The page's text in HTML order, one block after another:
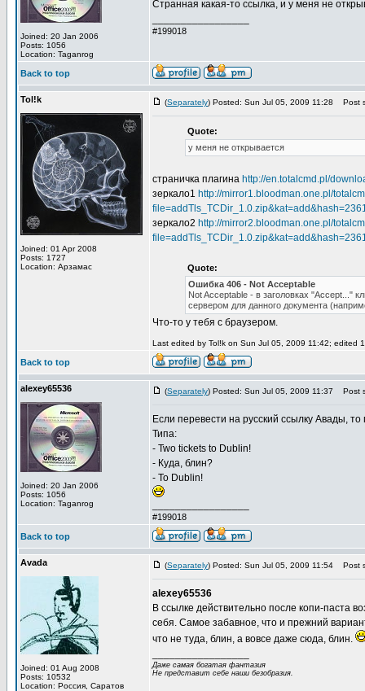
Joined: 20 Jan 2006
Posts: 1056
Location: Taganrog
Странная какая-то ссылка, и у меня не
#199018
Back to top
Tol!k
Joined: 01 Apr 2008
Posts: 1727
Location: Арзамас
(Separately) Posted: Sun Jul 05, 2009 11:28 Post
Quote:
у меня не открывается
страничка плагина http://en.totalcmd.pl/
зеркало1 http://mirror1.bloodman.one.pl/
зеркало2 http://mirror2.bloodman.one.pl/
Quote:
Ошибка 406 - Not Acceptable
Not Acceptable - в заголовках "Accept..."
сервером для данного документа
Что-то у тебя с браузером.
Last edited by Tol!k on Sun Jul 05, 2009 11:42; edited
Back to top
alexey65536
Joined: 20 Jan 2006
Posts: 1056
Location: Taganrog
(Separately) Posted: Sun Jul 05, 2009 11:37 Post
Если перевести на русский ссылку Авады,
Типа:
- Two tickets to Dublin!
- Куда, блин?
- To Dublin!
#199018
Back to top
Avada
Joined: 01 Aug 2008
Posts: 10532
Location: Россия, Саратов
(Separately) Posted: Sun Jul 05, 2009 11:54 Post
alexey65536
В ссылке действительно после копи-паста
себя. Самое забавное, что и прежний
что не туда, блин, а вовсе даже сюда, блин.
Даже самая богатая фантазия
Не представит себе наши безобразия.